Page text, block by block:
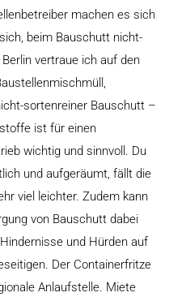
machen es sich
beim Bauschutt nicht-
vertraue ich auf den
sortenreiner Bauschutt –
ist für einen
wichtig und sinnvoll. Du
und aufgeräumt, fällt die
viel leichter. Zudem kann
von Bauschutt dabei
und Hürden auf
Der Containerfritze
Anlaufstelle. Miete